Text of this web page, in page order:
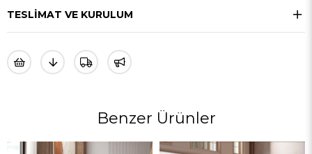
TESLIMAT VE KURULUM
Benzer Ürünler